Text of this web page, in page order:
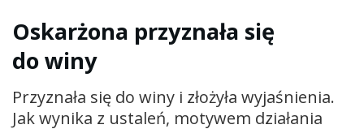
Oskarżona przyznała się
do winy
Przyznała się do winy i złożyła wyjaśnienia.
Jak wynika z ustaleń, motywem działania